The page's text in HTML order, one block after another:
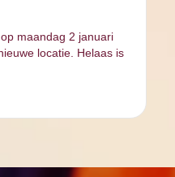
maandag 2 januari
locatie. Helaas is